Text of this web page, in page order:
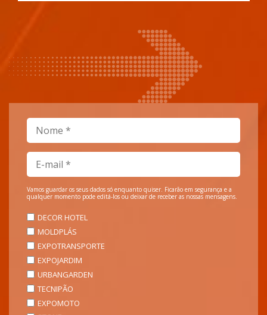
Vamos guardar os seus dados só enquanto quiser. Ficarão em segurança e a
qualquer momento pode editá-los ou deixar de receber as nossas mensagens.
DECOR HOTEL
MOLDPLÁS
EXPOTRANSPORTE
EXPOJARDIM
URBANGARDEN
TECNIPÃO
EXPOMOTO